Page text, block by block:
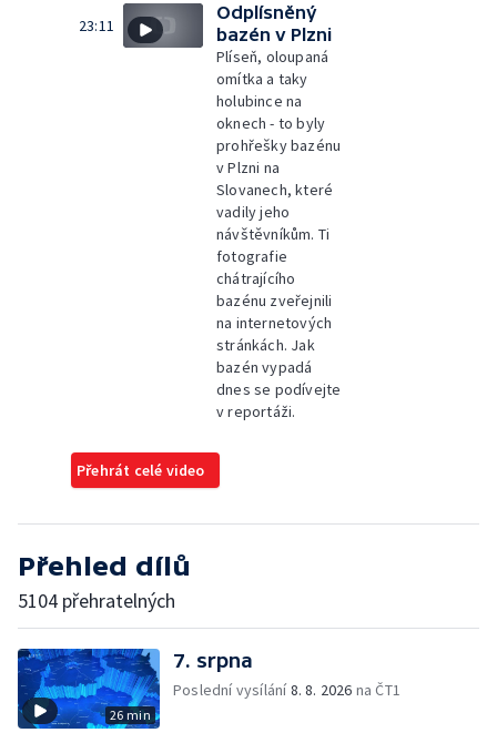
23:11
Odplísněný
bazén v Plzni
Plíseň, oloupaná
omítka a taky
holubince na
oknech - to byly
prohřešky bazénu
v Plzni na
Slovanech, které
vadily jeho
návštěvníkům. Ti
fotografie
chátrajícího
bazénu zveřejnili
na internetových
stránkách. Jak
bazén vypadá
dnes se podívejte
v reportáži.
Přehrát celé video
Přehled dílů
5104 přehratelných
26 min
7. srpna
Poslední vysílání8. 8. 2026 na ČT1